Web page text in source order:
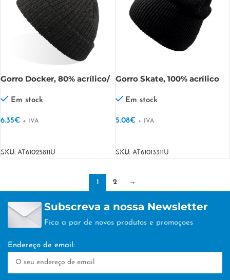
Gorro Docker, 80% acrílico/
Em stock
6.35€ + IVA
SKU: AT61025811U
Gorro Skate, 100% acrílico
Em stock
5.08€ + IVA
SKU: AT61013311U
1 2 →
Subscreva a nossa Newsletter
Fica a par de novos produtos e promoçoes
Endereço de email: